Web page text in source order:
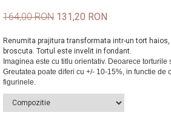
164,00 RON 131,20 RON
Renumita prajitura transformata intr-un tort
broscuta. Tortul este invelit in fondant.